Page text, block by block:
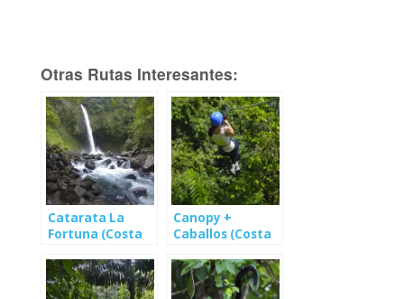
Otras Rutas Interesantes:
Catarata La
Fortuna (Costa
Canopy +
Caballos (Costa